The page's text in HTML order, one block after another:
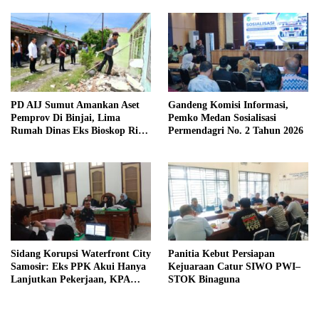
PD AIJ Sumut Amankan Aset
Pemprov Di Binjai, Lima
Rumah Dinas Eks Bioskop Ria
Gandeng Komisi Informasi,
Pemko Medan Sosialisasi
Permendagri No. 2 Tahun 2026
Sidang Korupsi Waterfront City
Samosir: Eks PPK Akui Hanya
Lanjutkan Pekerjaan, KPA
Panitia Kebut Persiapan
Kejuaraan Catur SIWO PWI–
STOK Binaguna